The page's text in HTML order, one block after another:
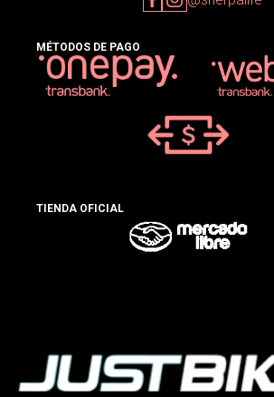
MÉTODOS DE PAGO
TIENDA OFICIAL